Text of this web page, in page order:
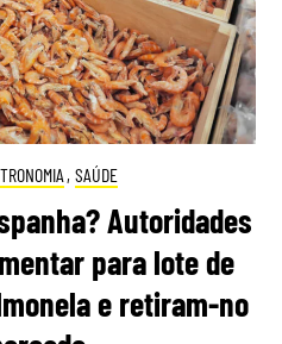
, SAÚDE
Autoridades
para lote de
e retiram-no